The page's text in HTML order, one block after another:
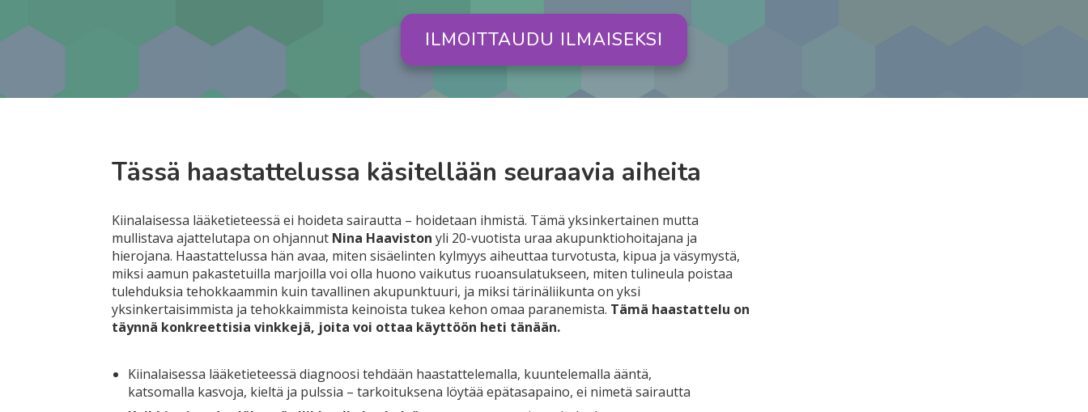
ILMOITTAUDU ILMAISEKSI
Tässä haastattelussa käsitellään seuraavia aiheita
Kiinalaisessa lääketieteessä ei hoideta sairautta – hoidetaan ihmistä. Tämä yksinkertainen mutta
mullistava ajattelutapa on ohjannut Nina Haaviston yli 20-vuotista uraa akupunktiohoitajana ja
hierojana. Haastattelussa hän avaa, miten sisäelinten kylmyys aiheuttaa turvotusta, kipua ja väsymystä,
miksi aamun pakastetuilla marjoilla voi olla huono vaikutus ruoansulatukseen, miten tulineula poistaa
tulehduksia tehokkaammin kuin tavallinen akupunktuuri, ja miksi tärinäliikunta on yksi
yksinkertaisimmista ja tehokkaimmista keinoista tukea kehon omaa paranemista. Tämä haastattelu on
täynnä konkreettisia vinkkejä, joita voi ottaa käyttöön heti tänään.
Kiinalaisessa lääketieteessä diagnoosi tehdään haastattelemalla, kuuntelemalla ääntä,
katsomalla kasvoja, kieltä ja pulssia – tarkoituksena löytää epätasapaino, ei nimetä sairautta